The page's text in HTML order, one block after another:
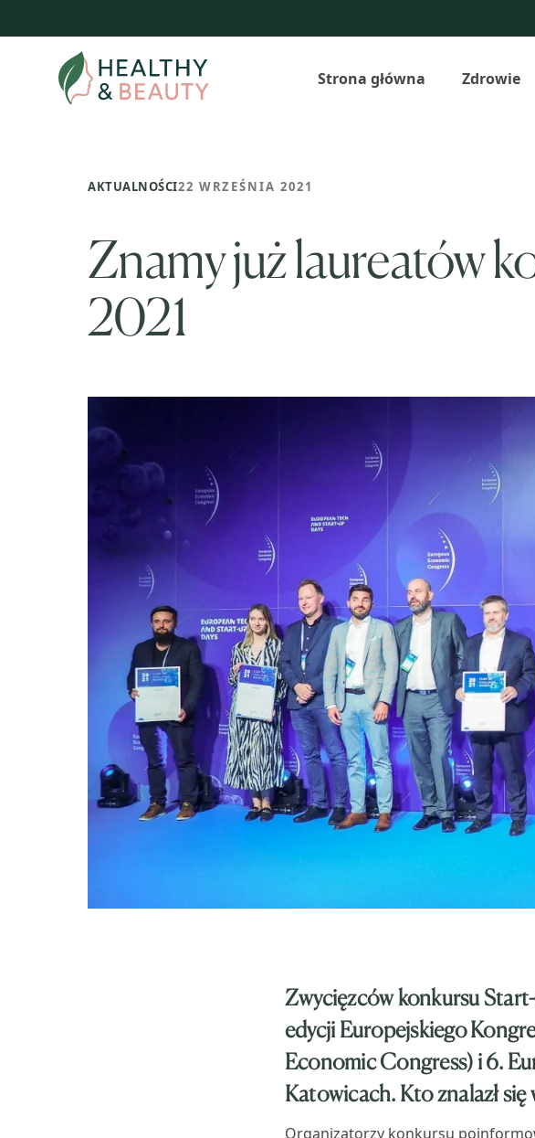
do
Strona główna Zdrowie
AKTUALNOŚCI22 WRZEŚNIA 2021
Znamy już laureatów
2021
Zwycięzców konkursu
edycji Europejskiego
Economic Congress) i 6.
Katowicach. Kto znalazł
Organizatorzy konkursu